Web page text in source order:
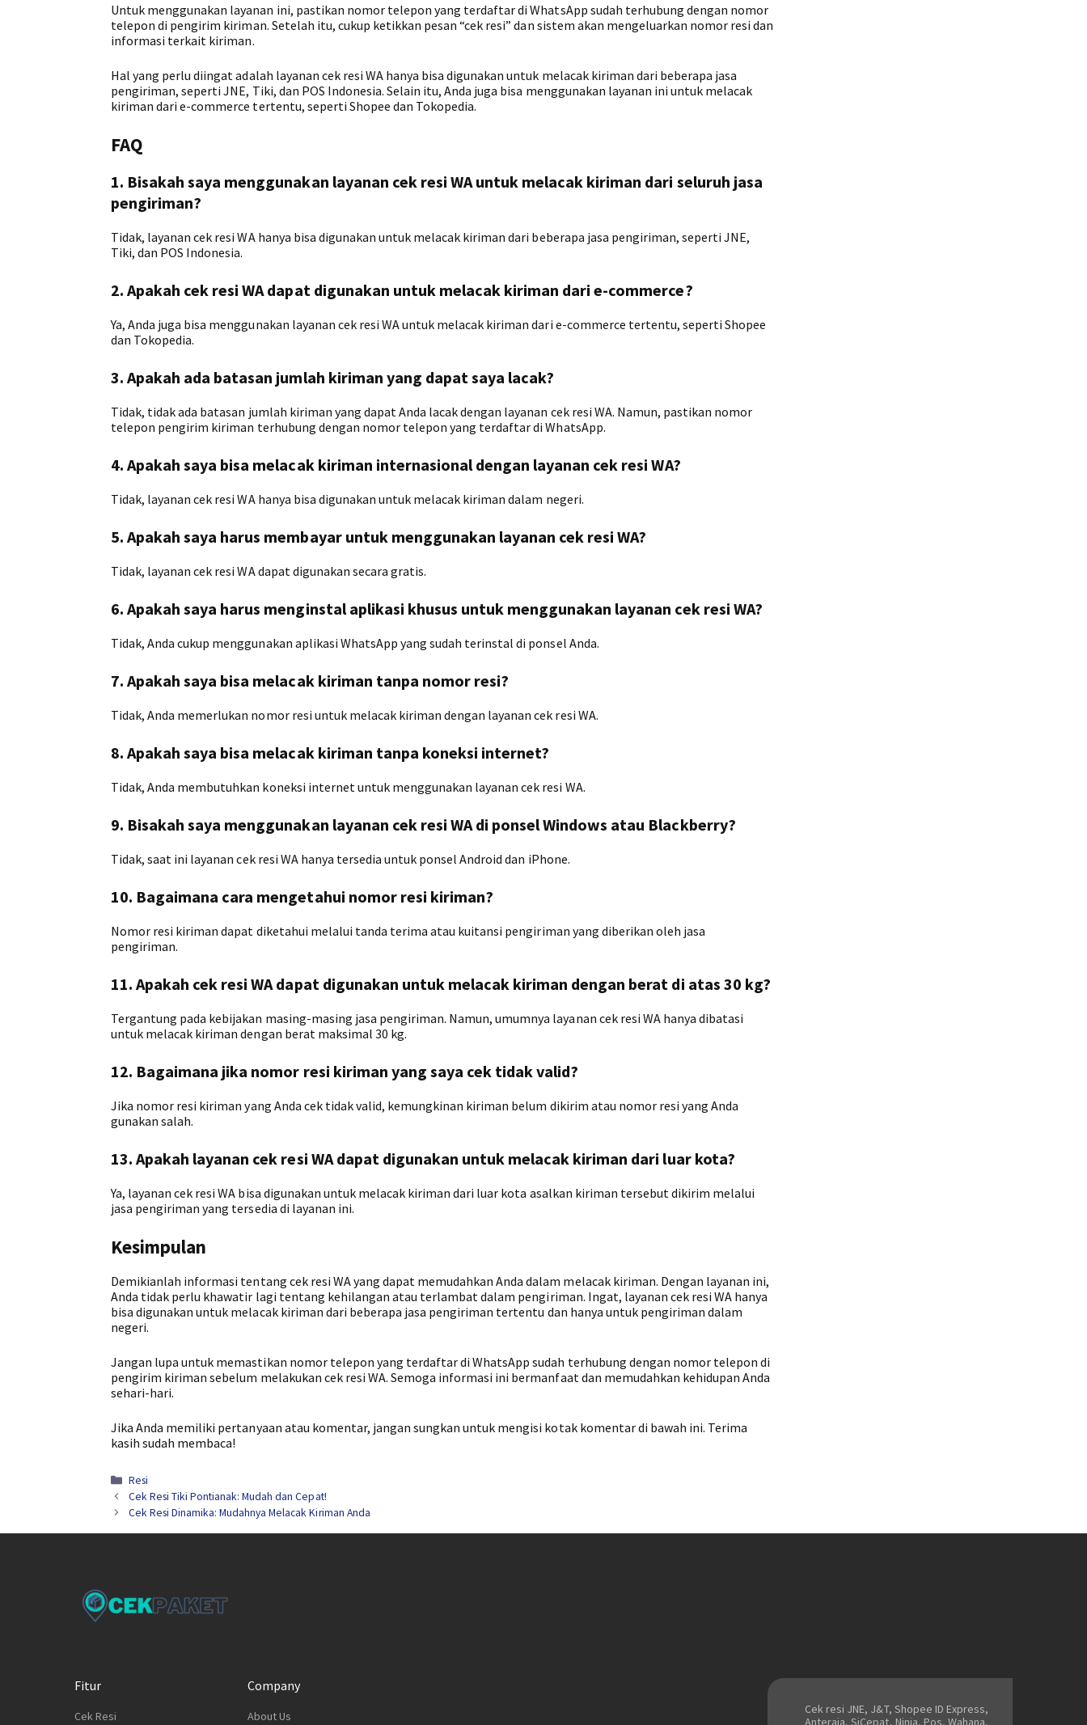
Untuk menggunakan layanan ini, pastikan nomor telepon yang terdaftar di WhatsApp sudah terhubung dengan nomor
telepon di pengirim kiriman. Setelah itu, cukup ketikkan pesan “cek resi” dan sistem akan mengeluarkan nomor resi dan
informasi terkait kiriman.
Hal yang perlu diingat adalah layanan cek resi WA hanya bisa digunakan untuk melacak kiriman dari beberapa jasa
pengiriman, seperti JNE, Tiki, dan POS Indonesia. Selain itu, Anda juga bisa menggunakan layanan ini untuk melacak
kiriman dari e-commerce tertentu, seperti Shopee dan Tokopedia.
FAQ
1. Bisakah saya menggunakan layanan cek resi WA untuk melacak kiriman dari seluruh jasa
pengiriman?
Tidak, layanan cek resi WA hanya bisa digunakan untuk melacak kiriman dari beberapa jasa pengiriman, seperti JNE,
Tiki, dan POS Indonesia.
2. Apakah cek resi WA dapat digunakan untuk melacak kiriman dari e-commerce?
Ya, Anda juga bisa menggunakan layanan cek resi WA untuk melacak kiriman dari e-commerce tertentu, seperti Shopee
dan Tokopedia.
3. Apakah ada batasan jumlah kiriman yang dapat saya lacak?
Tidak, tidak ada batasan jumlah kiriman yang dapat Anda lacak dengan layanan cek resi WA. Namun, pastikan nomor
telepon pengirim kiriman terhubung dengan nomor telepon yang terdaftar di WhatsApp.
4. Apakah saya bisa melacak kiriman internasional dengan layanan cek resi WA?
Tidak, layanan cek resi WA hanya bisa digunakan untuk melacak kiriman dalam negeri.
5. Apakah saya harus membayar untuk menggunakan layanan cek resi WA?
Tidak, layanan cek resi WA dapat digunakan secara gratis.
6. Apakah saya harus menginstal aplikasi khusus untuk menggunakan layanan cek resi WA?
Tidak, Anda cukup menggunakan aplikasi WhatsApp yang sudah terinstal di ponsel Anda.
7. Apakah saya bisa melacak kiriman tanpa nomor resi?
Tidak, Anda memerlukan nomor resi untuk melacak kiriman dengan layanan cek resi WA.
8. Apakah saya bisa melacak kiriman tanpa koneksi internet?
Tidak, Anda membutuhkan koneksi internet untuk menggunakan layanan cek resi WA.
9. Bisakah saya menggunakan layanan cek resi WA di ponsel Windows atau Blackberry?
Tidak, saat ini layanan cek resi WA hanya tersedia untuk ponsel Android dan iPhone.
10. Bagaimana cara mengetahui nomor resi kiriman?
Nomor resi kiriman dapat diketahui melalui tanda terima atau kuitansi pengiriman yang diberikan oleh jasa
pengiriman.
11. Apakah cek resi WA dapat digunakan untuk melacak kiriman dengan berat di atas 30 kg?
Tergantung pada kebijakan masing-masing jasa pengiriman. Namun, umumnya layanan cek resi WA hanya dibatasi
untuk melacak kiriman dengan berat maksimal 30 kg.
12. Bagaimana jika nomor resi kiriman yang saya cek tidak valid?
Jika nomor resi kiriman yang Anda cek tidak valid, kemungkinan kiriman belum dikirim atau nomor resi yang Anda
gunakan salah.
13. Apakah layanan cek resi WA dapat digunakan untuk melacak kiriman dari luar kota?
Ya, layanan cek resi WA bisa digunakan untuk melacak kiriman dari luar kota asalkan kiriman tersebut dikirim melalui
jasa pengiriman yang tersedia di layanan ini.
Kesimpulan
Demikianlah informasi tentang cek resi WA yang dapat memudahkan Anda dalam melacak kiriman. Dengan layanan ini,
Anda tidak perlu khawatir lagi tentang kehilangan atau terlambat dalam pengiriman. Ingat, layanan cek resi WA hanya
bisa digunakan untuk melacak kiriman dari beberapa jasa pengiriman tertentu dan hanya untuk pengiriman dalam
negeri.
Jangan lupa untuk memastikan nomor telepon yang terdaftar di WhatsApp sudah terhubung dengan nomor telepon di
pengirim kiriman sebelum melakukan cek resi WA. Semoga informasi ini bermanfaat dan memudahkan kehidupan Anda
sehari-hari.
Jika Anda memiliki pertanyaan atau komentar, jangan sungkan untuk mengisi kotak komentar di bawah ini. Terima
kasih sudah membaca!
Kategori
Resi
Cek Resi Tiki Pontianak: Mudah dan Cepat!
Cek Resi Dinamika: Mudahnya Melacak Kiriman Anda
Fitur
Cek Resi
Company
About Us
Cek resi JNE, J&T, Shopee ID Express,
Anteraja, SiCepat, Ninja, Pos, Wahana,